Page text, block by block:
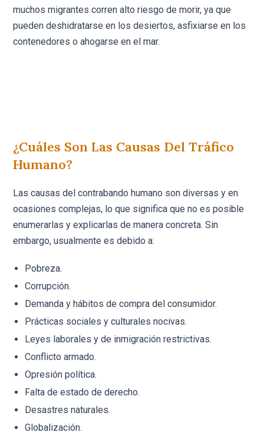
muchos migrantes corren alto riesgo de morir, ya que
pueden deshidratarse en los desiertos, asfixiarse en los
contenedores o ahogarse en el mar.
¿Cuáles Son Las Causas Del Tráfico
Humano?
Las causas del contrabando humano son diversas y en
ocasiones complejas, lo que significa que no es posible
enumerarlas y explicarlas de manera concreta. Sin
embargo, usualmente es debido a:
Pobreza.
Corrupción.
Demanda y hábitos de compra del consumidor.
Prácticas sociales y culturales nocivas.
Leyes laborales y de inmigración restrictivas.
Conflicto armado.
Opresión política.
Falta de estado de derecho.
Desastres naturales.
Globalización.